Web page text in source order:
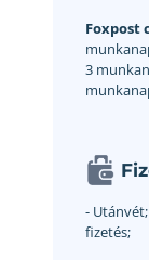
Foxpost
3
- Utánvét;
fizetés;